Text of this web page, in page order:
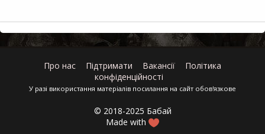
Про нас Підтримати Вакансії
Політика
конфіденційності
У разі використання матеріалів посилання на сайт обов'язкове
© 2018-2025 Бабай
Made with